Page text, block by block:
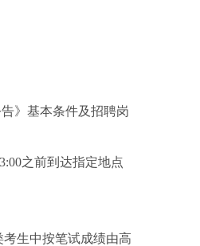
》基本条件及招聘岗
之前到达指定地点
生中按笔试成绩由高